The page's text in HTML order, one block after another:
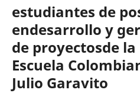
estudiantes de
endesarrollo y
de proyectosde
Escuela
Julio Garavito